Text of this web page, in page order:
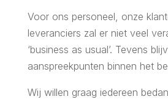
Voor ons personeel, onze
leveranciers zal er niet veel
‘business as usual’. Tevens
aanspreekpunten binnen het
Wij willen graag iedereen